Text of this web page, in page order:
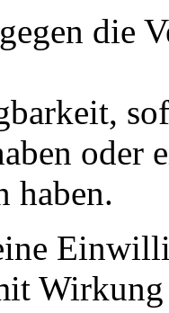
die
oder
haben.